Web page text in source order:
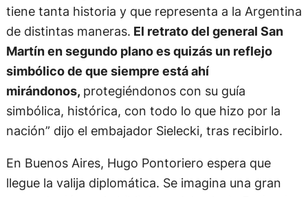
tiene tanta historia y que representa a la Argentina
de distintas maneras. El retrato del general San
Martín en segundo plano es quizás un reflejo
simbólico de que siempre está ahí
mirándonos, protegiéndonos con su guía
simbólica, histórica, con todo lo que hizo por la
nación” dijo el embajador Sielecki, tras recibirlo.
En Buenos Aires, Hugo Pontoriero espera que
llegue la valija diplomática. Se imagina una gran